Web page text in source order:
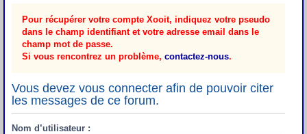
Pour récupérer votre compte Xooit, indiquez votre pseudo
dans le champ identifiant et votre adresse email dans le
champ mot de passe.
Si vous rencontrez un problème, contactez-nous.
Vous devez vous connecter afin de pouvoir citer
les messages de ce forum.
Nom d’utilisateur :